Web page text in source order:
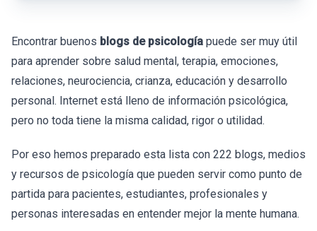
Encontrar buenos blogs de psicología puede ser muy útil
para aprender sobre salud mental, terapia, emociones,
relaciones, neurociencia, crianza, educación y desarrollo
personal. Internet está lleno de información psicológica,
pero no toda tiene la misma calidad, rigor o utilidad.
Por eso hemos preparado esta lista con 222 blogs, medios
y recursos de psicología que pueden servir como punto de
partida para pacientes, estudiantes, profesionales y
personas interesadas en entender mejor la mente humana.